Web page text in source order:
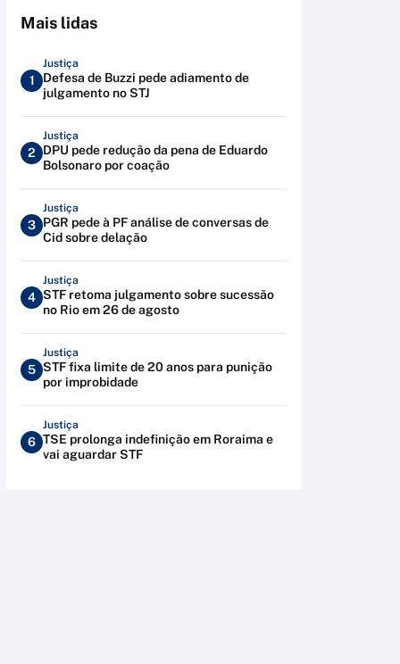
Mais lidas
1
Justiça
Defesa de Buzzi pede adiamento de
julgamento no STJ
2
Justiça
DPU pede redução da pena de Eduardo
Bolsonaro por coação
3
Justiça
PGR pede à PF análise de conversas de
Cid sobre delação
4
Justiça
STF retoma julgamento sobre sucessão
no Rio em 26 de agosto
5
Justiça
STF fixa limite de 20 anos para punição
por improbidade
6
Justiça
TSE prolonga indefinição em Roraima e
vai aguardar STF